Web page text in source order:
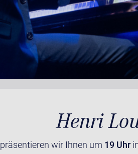
Henri
präsentieren wir Ihnen um 19 Uhr